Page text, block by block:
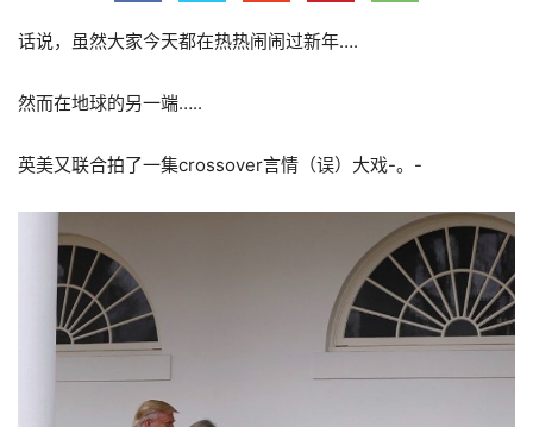
话说，虽然大家今天都在热热闹闹过新年….
然而在地球的另一端…..
英美又联合拍了一集crossover言情（误）大戏-。-